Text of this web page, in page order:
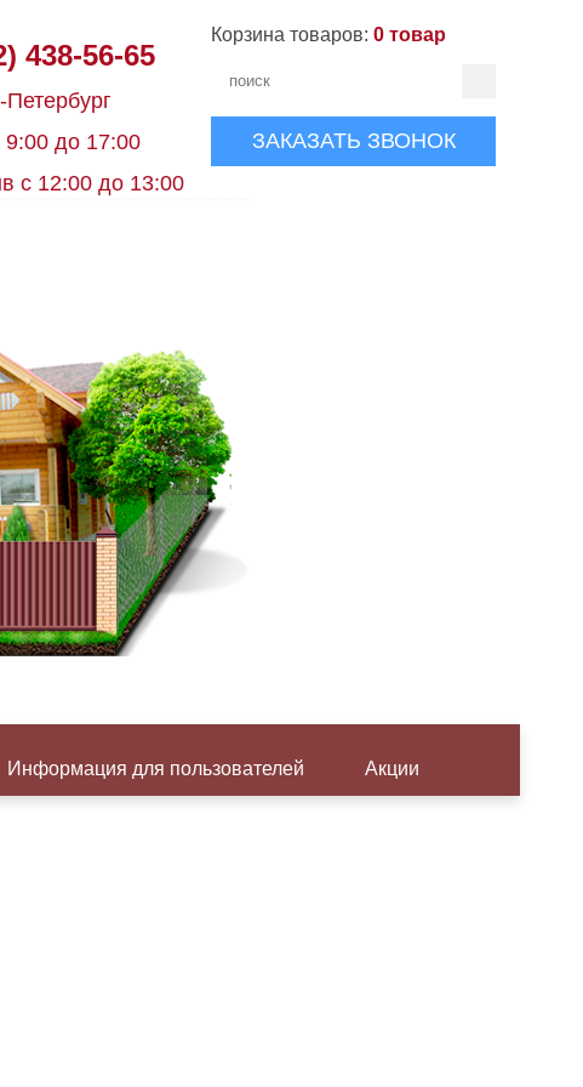
438-56-65
Петербург
до 17:00
с 12:00 до 13:00
Корзина товаров: 0 товар
ЗАКАЗАТЬ ЗВОНОК
Информация для пользователей
Акции